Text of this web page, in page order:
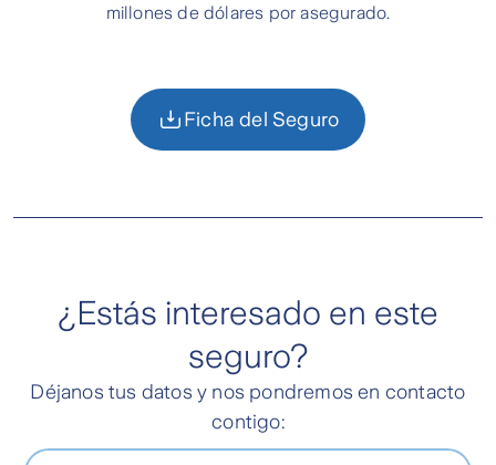
millones de dólares por asegurado.
Ficha del Seguro
¿Estás interesado en este
seguro?
Déjanos tus datos y nos pondremos en contacto
contigo: